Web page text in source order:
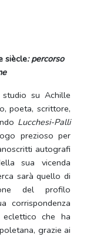
siècle:percorso
su Achille
poeta, scrittore,
Lucchesi-Palli
prezioso per
autografi
sua vicenda
sarà quello di
del profilo
corrispondenza
eclettico che ha
grazie ai